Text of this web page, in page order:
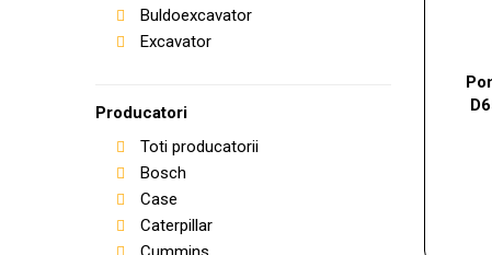
Buldoexcavator
Excavator
Producatori
Toti producatorii
Bosch
Case
Caterpillar